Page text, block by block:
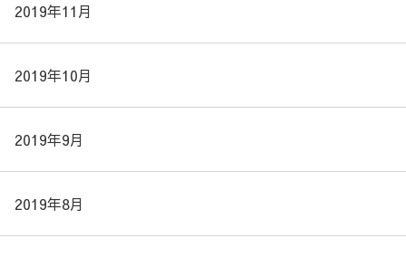
2019年11月
2019年10月
2019年9月
2019年8月